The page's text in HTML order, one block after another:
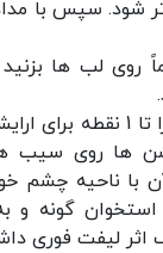
شود. سپس با
روی لب ها
اپلیکاتور رژگونه را تا 1
ها روی سیب
با ناحیه چشم
استخوان گونه
اثر لیفت فوری